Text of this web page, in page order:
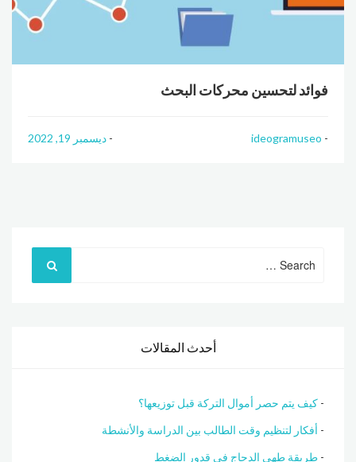
فوائد لتحسين محركات البحث
ideogramuseo ديسمبر 19, 2022
for:
أحدث المقالات
كيف يتم حصر أموال التركة قبل توزيعها؟
أفكار لتنظيم وقت الطالب بين الدراسة والأنشطة
طريقة طهي الدجاج في قدور الضغط